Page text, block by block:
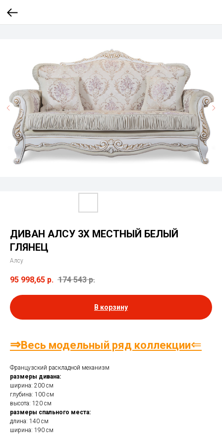
ДИВАН АЛСУ 3Х МЕСТНЫЙ БЕЛЫЙ
ГЛЯНЕЦ
Алсу
95 998,65 р. 174 543 р.
В корзину
⇒Весь модельный ряд коллекции⇐
Французский раскладной механизм
размеры дивана:
ширина: 200 см
глубина: 100 см
высота: 120 см
размеры спального места:
длина: 140 см
ширина: 190 см